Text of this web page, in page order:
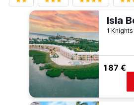
187 €